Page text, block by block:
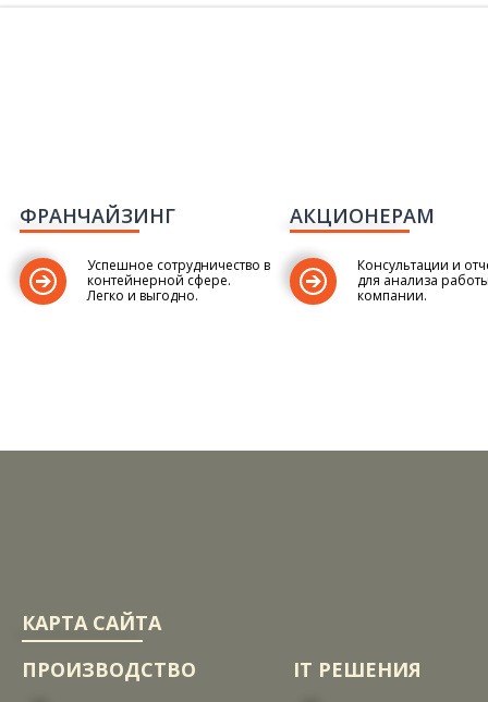
ФРАНЧАЙЗИНГ
Успешное сотрудничество в
контейнерной сфере.
Легко и выгодно.
АКЦИОНЕРАМ
Консультации и
для анализа
компании.
КАРТА САЙТА
ПРОИЗВОДСТВО
IT РЕШЕНИЯ